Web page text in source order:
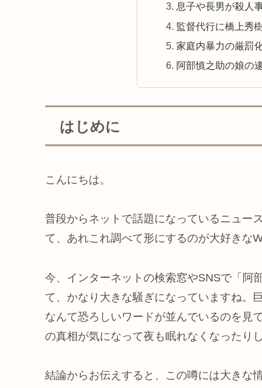
息子や長男が殺人
監督代行に橋上秀
家庭内暴力の厳罰
阿部慎之助の娘の
はじめに
こんにちは。
普段からネットで話題になっているニュー
て、あれこれ調べて形にするのが大好きな
今、インターネットの検索窓やSNSで「阿
て、かなり大きな騒ぎになっていますね。
なんて恐ろしいワードが並んでいるのを見
の真相が気になって夜も眠れなくなったり
結論からお伝えすると、この噂には大きな